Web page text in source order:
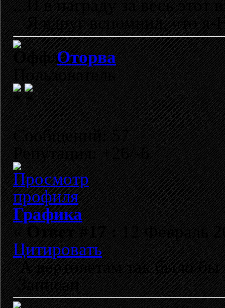
...И в награду за весь этот
Я вдруг вспомнил, что я-
Оторва
Пользователь
Сообщений: 57
Репутация: +26/-6
Графика
«Ответ #17 :12 Февраль
Цитировать
А вертолетам так было
Записан